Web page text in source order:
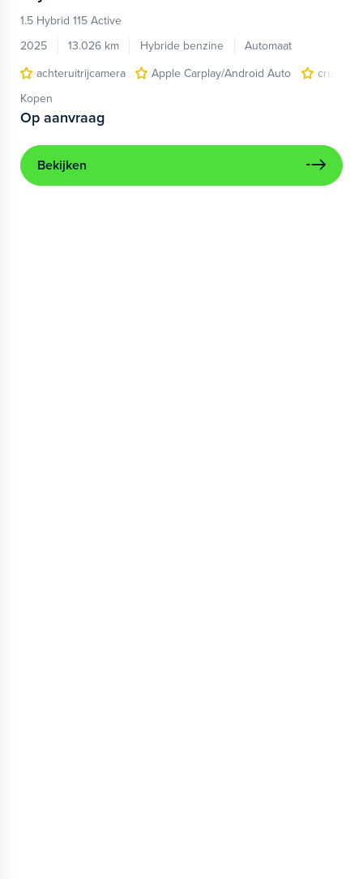
1.5 Hybrid 115 Active
2025
13.026 km Hybride benzine
Automaat
achteruitrijcamera
Apple Carplay/Android Auto
cruise
Kopen
Op aanvraag
Bekijken